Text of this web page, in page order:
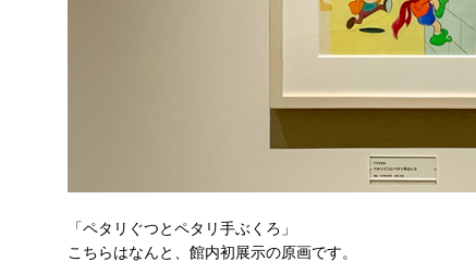
「ペタリぐつとペタリ手ぶくろ」
こちらはなんと、館内初展示の原画です。